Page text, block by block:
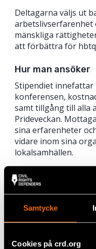
Samtycke
Cookies på crd.org
Deltagarna väljs ut
arbetslivserfarenhet
mänskliga
att förbättra för
Hur man ansöker
Stipendiet innefattar
konferensen,
samt tillgång till alla
Prideveckan.
sina erfarenheter
vidare inom sina
lokalsamhällen.
Sista dag för
Läs mer och ansök
Dela
Facebook
Taggar Aktuellt,